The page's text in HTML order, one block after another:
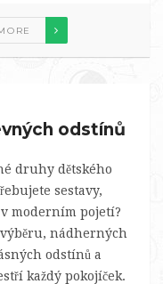
odstínů
druhy dětského
sestavy,
moderním pojetí?
nádherných
odstínů a
každý pokojíček.